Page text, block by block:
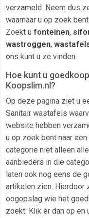
verzameld. Neem dus
waarnaar u op zoek
Zoekt u fonteinen,
wastroggen,
ons kunt u ze vinden.
Hoe kunt u
Koopslim.nl?
Op deze pagina ziet u
Sanitair wastafels
website hebben
u op zoek bent naar
categorie niet alleen
aanbieders in die
laten ook nog eens de
artikelen zien. Hierdoor
oogopslag wie het
zoekt. Klik er dan op en